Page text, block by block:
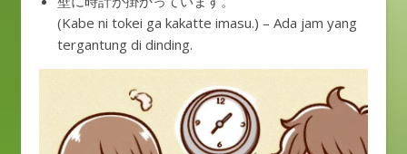
(Kabe ni tokei ga kakatte imasu.) – Ada jam yang
tergantung di dinding.